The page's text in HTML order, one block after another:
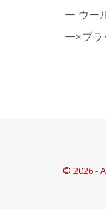
ー ウー
ー×ブラ
© 2026 -